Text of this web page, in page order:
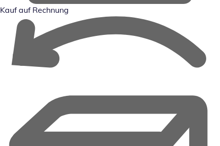
Kauf auf Rechnung